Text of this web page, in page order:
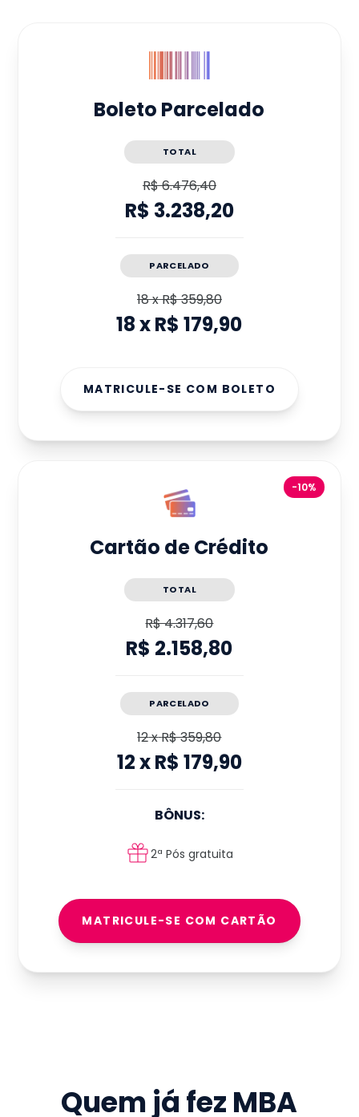
Boleto Parcelado
TOTAL
R$ 6.476,40
R$ 3.238,20
PARCELADO
18xR$ 359,80
18xR$ 179,90
MATRICULE-SE COM BOLETO
-10%
Cartão de Crédito
TOTAL
R$ 4.317,60
R$ 2.158,80
PARCELADO
12xR$ 359,80
12xR$ 179,90
BÔNUS:
2ª Pós gratuita
MATRICULE-SE COM CARTÃO
Quem já fez MBA